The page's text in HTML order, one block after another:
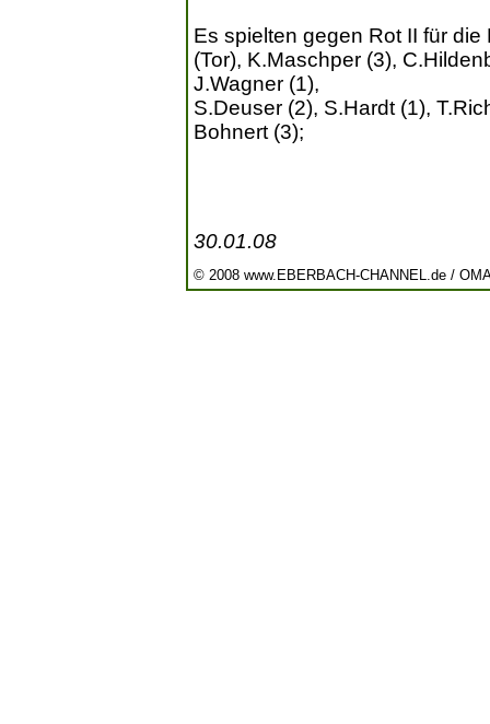
Es spielten gegen Rot II für
(Tor), K.Maschper (3),
J.Wagner (1),
S.Deuser (2), S.Hardt (1),
Bohnert (3);
30.01.08
© 2008 www.EBERBACH-CHANNEL.de /